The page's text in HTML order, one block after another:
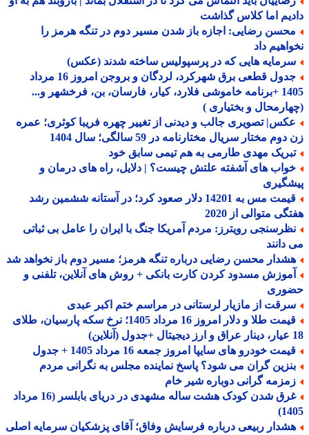
اما کلاس گذاشت
رضایی: اجازه باز شدن مسیر دوم در تنگه هرمز را
داد
هایی که در پرسپولیس ساخته شدند (عکس)
جدول قطعی برق شهرکرد، لردگان و بروجن امروز 16 مرداد
1405 +برنامه خاموشی فلارد، کیار، فارسان، بن، فرخشهر و...
و بختیاری )
تصویری جالب و دیدنی از تغییر چهره فریبا کوثری؛ عمره
مختار سریال مختارنامه در 59 سالگی؛ سال 1404
مهدی طارمی به هم تیمی سابق خود
های آشفته علتش چیست؟ | دلایل، راه های درمان و
قیمت مس به 14201 دلار صعود کرد؛ در آستانه ششمین رشد
متوالی از 2020
رویترز: مردم آمریکا جنگ با ایران را عامل بی ثباتی
محسن رضایی درباره تنگه هرمز؛ مسیر دوم باز نخواهد شد
مسدود کردن کارت بانکی + روش های آنلاین، تلفنی و
از مازیار لرستانی در مراسم ختم اکبر عبدی
قیمت طلا و دلار امروز 16 مرداد 1405؛ نرخ سکه پارسیان، طلای
خودرو های سایپا امروز جمعه 16 مرداد 1405 + جدول
گران می شود؟ پاسخ نماینده مجلس به نگرانی مردم
گرانی دوباره شیر خام
غرق شدن کودک هشت ساله مشهدی در دریای بابلسر (16 مرداد
ربیعی درباره فرسایش وفاق؛ آقای پزشکیان سرمایه اصلی